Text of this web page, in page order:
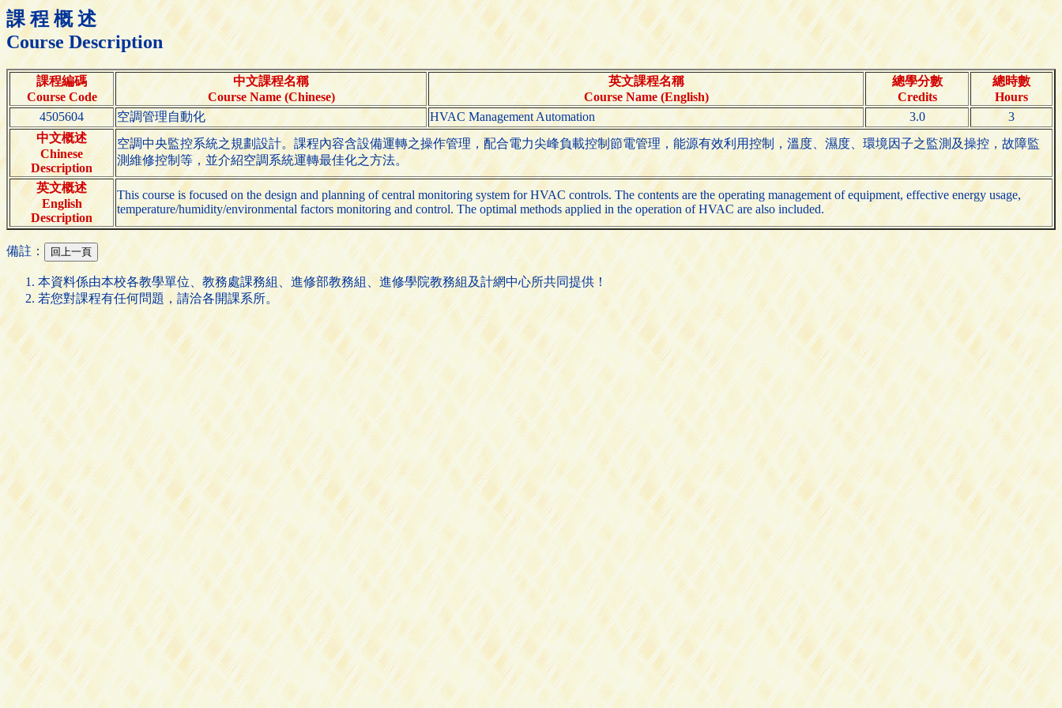
課 程 概 述
Course Description
課程編碼
Course Code
中文課程名稱
Course Name (Chinese)
英文課程名稱
Course Name (English)
總學分數
Credits
總時數
Hours
4505604
空調管理自動化 HVAC Management Automation 3.0
3
中文概述
Chinese
Description
空調中央監控系統之規劃設計。課程內容含設備運轉之操作管理，配合電力尖峰負載控制節電管理，能源有效利用控制，溫度、濕度、環境因子之監測及操控，故障監
測維修控制等，並介紹空調系統運轉最佳化之方法。
英文概述
English
Description
This course is focused on the design and planning of central monitoring system for HVAC controls. The contents are the operating management of equipment, effective energy usage,
temperature/humidity/environmental factors monitoring and control. The optimal methods applied in the operation of HVAC are also included.
備註：
本資料係由本校各教學單位、教務處課務組、進修部教務組、進修學院教務組及計網中心所共同提供！
若您對課程有任何問題，請洽各開課系所。